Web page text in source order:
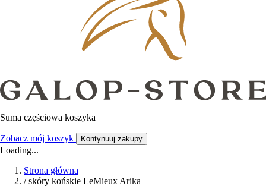
Suma częściowa koszyka
Zobacz mój koszyk Kontynuuj zakupy
Loading...
Strona główna
/ skóry końskie LeMieux Arika